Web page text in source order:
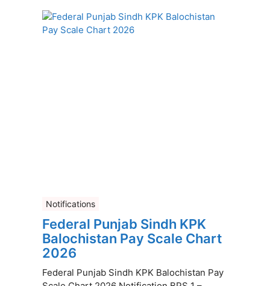
Notifications
Federal Punjab Sindh KPK
Balochistan Pay Scale Chart
2026
Federal Punjab Sindh KPK Balochistan Pay